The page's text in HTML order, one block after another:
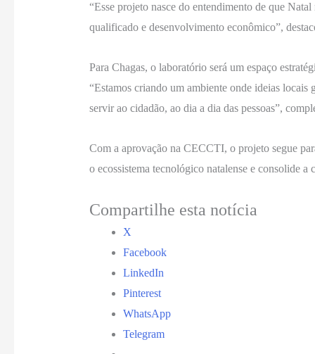
“Esse projeto nasce do entendimento de que
qualificado e desenvolvimento econômico”,
Para Chagas, o laboratório será um espaço
“Estamos criando um ambiente onde ideias
servir ao cidadão, ao dia a dia das pessoas”,
Com a aprovação na CECCTI, o projeto segue
o ecossistema tecnológico natalense e consolide
Compartilhe esta notícia
X
Facebook
LinkedIn
Pinterest
WhatsApp
Telegram